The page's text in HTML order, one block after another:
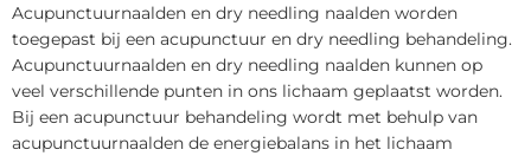
Acupunctuurnaalden en dry needling naalden worden
toegepast bij een acupunctuur en dry needling behandeling.
Acupunctuurnaalden en dry needling naalden kunnen op
veel verschillende punten in ons lichaam geplaatst worden.
Bij een acupunctuur behandeling wordt met behulp van
acupunctuurnaalden de energiebalans in het lichaam